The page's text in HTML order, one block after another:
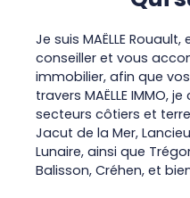
Je suis MAËLLE Rouault,
conseiller et vous
immobilier, afin que
travers MAËLLE IMMO,
secteurs côtiers et
Jacut de la Mer,
Lunaire, ainsi que
Balisson, Créhen, et